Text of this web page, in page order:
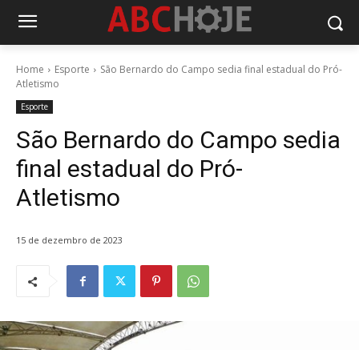
Home Esporte
São Bernardo do Campo sedia final estadual do Pró-
Atletismo
Esporte
São Bernardo do Campo sedia
final estadual do Pró-
Atletismo
15 de dezembro de 2023